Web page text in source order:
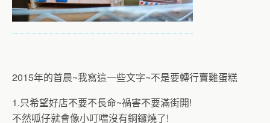
2015年的首晨~我寫這一些文字~不是要轉行賣雞蛋糕
1.只希望好店不要不長命~禍害不要滿街開!
不然呱仔就會像小叮噹沒有銅鑼燒了!